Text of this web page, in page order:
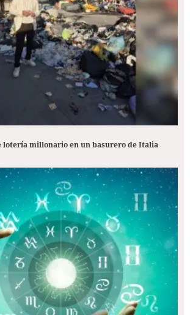
lotería millonario en un basurero de Italia